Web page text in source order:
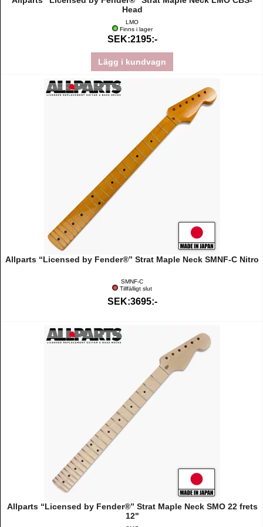
Head
LMO
Finns i lager
SEK:2195:-
Lägg i kundvagn
Allparts “Licensed by Fender®” Strat Maple Neck SMNF-C Nitro
SMNF-C
Tillfälligt slut
SEK:3695:-
Allparts “Licensed by Fender®” Strat Maple Neck SMO 22 frets
12"